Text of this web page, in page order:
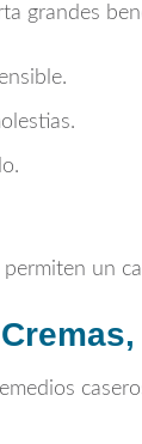
grandes
un